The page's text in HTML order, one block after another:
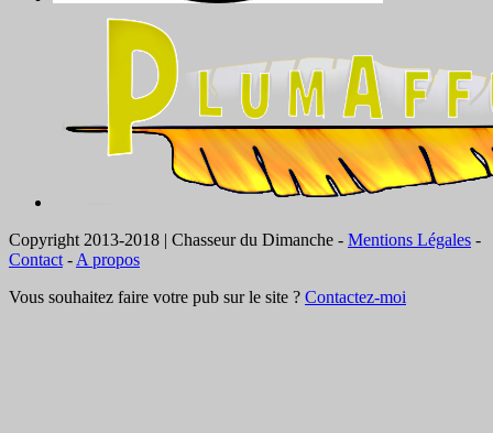
Copyright 2013-2018 | Chasseur du Dimanche - Mentions Légales -
Contact - A propos
Vous souhaitez faire votre pub sur le site ? Contactez-moi